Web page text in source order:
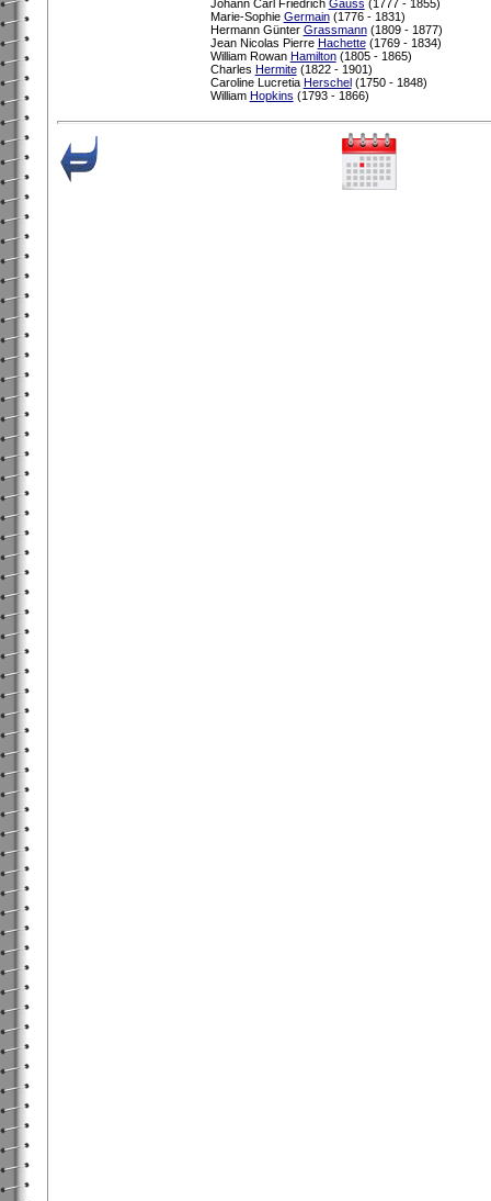
Johann Carl Friedrich Gauss (1777 - 1855)
Marie-Sophie Germain(1776 - 1831)
Hermann Günter Grassmann(1809 - 1877)
Jean Nicolas Pierre Hachette(1769 - 1834)
William Rowan Hamilton(1805 - 1865)
Charles Hermite(1822 - 1901)
Caroline Lucretia Herschel(1750 - 1848)
William Hopkins (1793 - 1866)